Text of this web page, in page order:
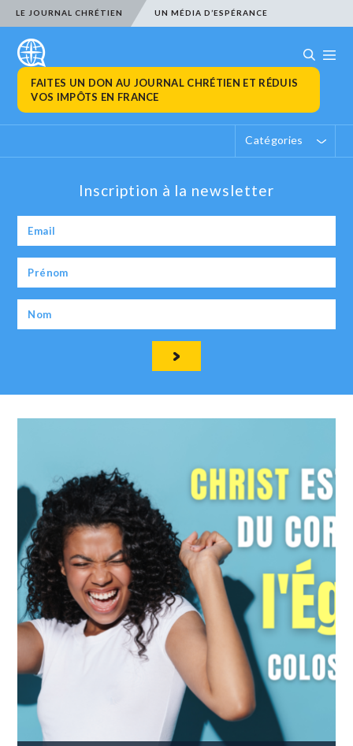
LE JOURNAL CHRÉTIEN UN MÉDIA D’ESPÉRANCE
FAITES UN DON AU JOURNAL CHRÉTIEN ET RÉDUIS
VOS IMPÔTS EN FRANCE
Catégories
Inscription à la newsletter